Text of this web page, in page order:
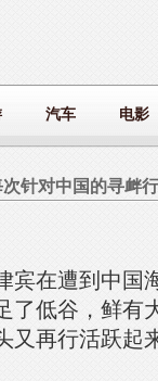
汽车 电影
宾在遭到中国
了低谷，鲜有
又再行活跃起